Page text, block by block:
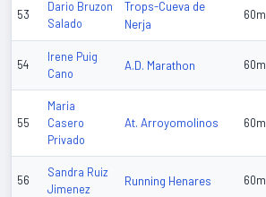
53
Dario Bruzon
Salado
Trops-Cueva de
Nerja
60m
54
Irene Puig
Cano
A.D. Marathon 60m
55
Maria
Casero
Privado
At. Arroyomolinos 60m
56
Sandra Ruiz
Jimenez
Running Henares 60m